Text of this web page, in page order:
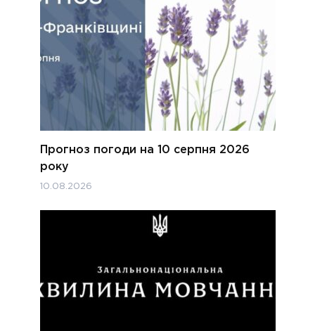
Прогноз погоди на 10 серпня 2026
року
10.08.2026